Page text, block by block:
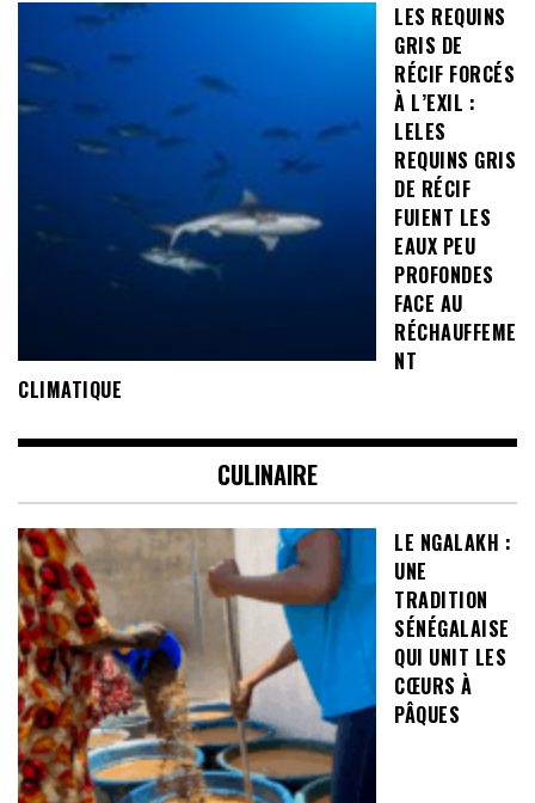
LES REQUINS
GRIS DE
RÉCIF FORCÉS
À L’EXIL :
LELES
REQUINS GRIS
DE RÉCIF
FUIENT LES
EAUX PEU
PROFONDES
FACE AU
RÉCHAUFFEME
NT
CLIMATIQUE
CULINAIRE
LE NGALAKH :
UNE
TRADITION
SÉNÉGALAISE
QUI UNIT LES
CŒURS À
PÂQUES